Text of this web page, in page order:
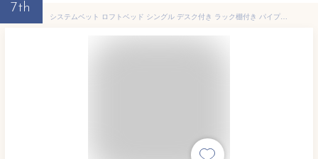
7th
システムベット ロフトベッド シングル デスク付き ラック棚付き パイプベッド 耐荷重120kg 高さ170cm 北欧風 大人 一人暮らし 子供 ハシゴ 頑丈 (ホワイト, モデル1)